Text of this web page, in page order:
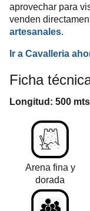
aprovechar para
venden
artesanales.
Ir a Cavalleria
Ficha
Longitud: 500
Arena fina y
dorada